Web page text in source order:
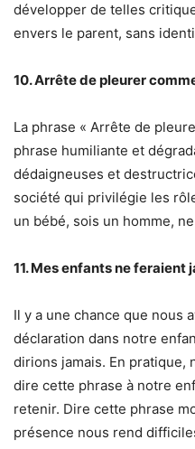
développer de telles
envers le parent, sans
10. Arrête de pleurer
La phrase « Arrête de
phrase humiliante et
dédaigneuses et
société qui privilégie les
un bébé, sois un homme,
11. Mes enfants ne feraient
Il y a une chance que nous
déclaration dans notre
dirions jamais. En pratique,
dire cette phrase à notre
retenir. Dire cette phrase
présence nous rend